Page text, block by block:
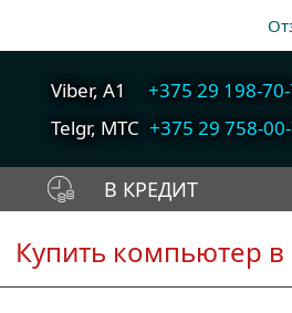
Viber, A1
+375 29 198-
Telgr, МТС +375 29 758-
A1 +375 29 198-
МТС +375 29
В КРЕДИТ
Собрать компьютер
онлайн
Купить компьютер